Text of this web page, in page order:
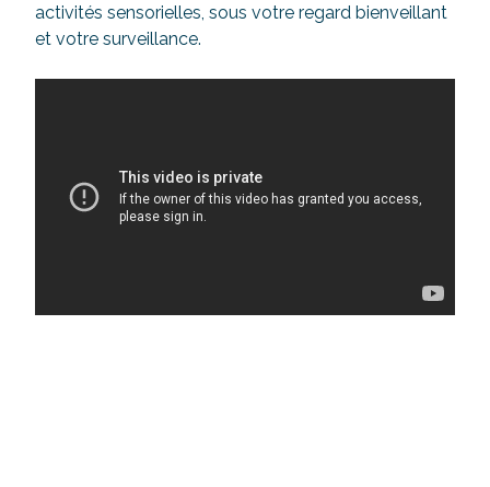
activités sensorielles, sous votre regard bienveillant
et votre surveillance.